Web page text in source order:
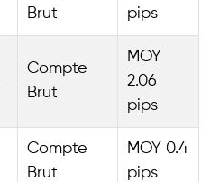
Brut
pips
Compte
Brut
MOY
2.06
pips
Compte
Brut
MOY 0.4
pips